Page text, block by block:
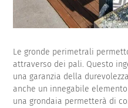
Le gronde perimetrali
attraverso dei pali. Questo
una garanzia della
anche un innegabile
una grondaia permetterà di